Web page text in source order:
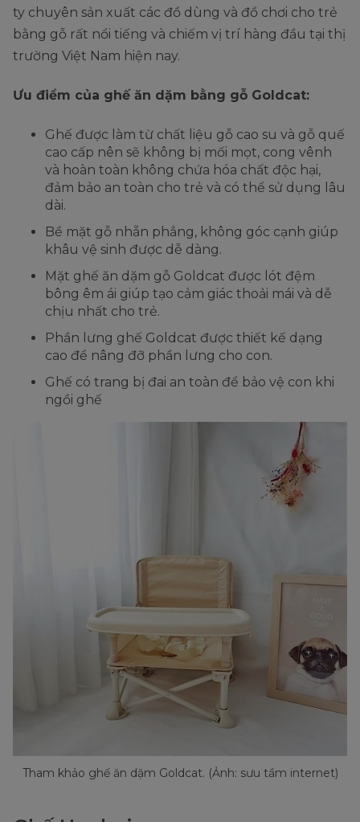
ty chuyên sản xuất các đồ dùng và đồ chơi cho trẻ
bằng gỗ rất nổi tiếng và chiếm vị trí hàng đầu tại thị
trường Việt Nam hiện nay.
Ưu điểm của ghế ăn dặm bằng gỗ Goldcat:
Ghế được làm từ chất liệu gỗ cao su và gỗ quế
cao cấp nên sẽ không bị mối mọt, cong vênh
và hoàn toàn không chứa hóa chất độc hại,
đảm bảo an toàn cho trẻ và có thể sử dụng lâu
dài.
Bề mặt gỗ nhẵn phẳng, không góc cạnh giúp
khâu vệ sinh được dễ dàng.
Mặt ghế ăn dặm gỗ Goldcat được lót đệm
bông êm ái giúp tạo cảm giác thoải mái và dễ
chịu nhất cho trẻ.
Phần lưng ghế Goldcat được thiết kế dạng
cao để nâng đỡ phần lưng cho con.
Ghế có trang bị đai an toàn để bảo vệ con khi
ngồi ghế
Tham khảo ghế ăn dặm Goldcat. (Ảnh: sưu tầm internet)